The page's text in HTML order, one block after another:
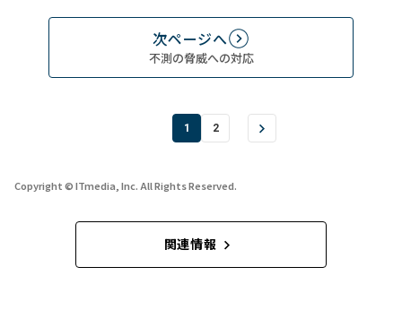
次ページへ
不測の脅威への対応
1 2
Copyright © ITmedia, Inc. All Rights Reserved.
関連情報